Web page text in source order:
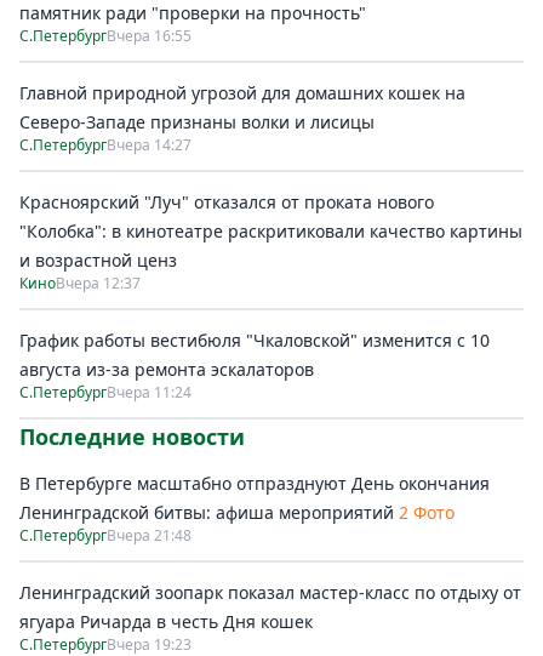
памятник ради "проверки на прочность"
С.ПетербургВчера 16:55
Главной природной угрозой для домашних кошек на
Северо-Западе признаны волки и лисицы
С.ПетербургВчера 14:27
Красноярский "Луч" отказался от проката нового
"Колобка": в кинотеатре раскритиковали качество картины
и возрастной ценз
КиноВчера 12:37
График работы вестибюля "Чкаловской" изменится с 10
августа из-за ремонта эскалаторов
С.ПетербургВчера 11:24
Последние новости
В Петербурге масштабно отпразднуют День окончания
Ленинградской битвы: афиша мероприятий 2 Фото
С.ПетербургВчера 21:48
Ленинградский зоопарк показал мастер-класс по отдыху от
ягуара Ричарда в честь Дня кошек
С.ПетербургВчера 19:23